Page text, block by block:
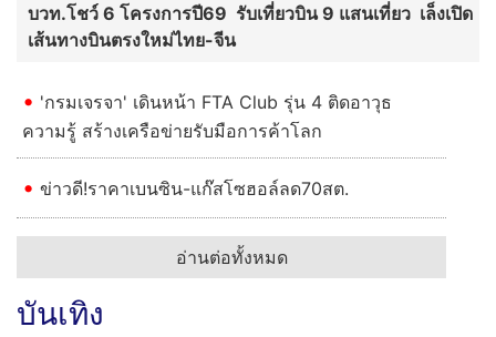
บวท.โชว์ 6 โครงการปี69 รับเที่ยวบิน 9 แสนเที่ยว เล็งเปิด
เส้นทางบินตรงใหม่ไทย-จีน
'กรมเจรจา' เดินหน้า FTA Club รุ่น 4 ติดอาวุธ
ความรู้ สร้างเครือข่ายรับมือการค้าโลก
ข่าวดี!ราคาเบนซิน-แก๊สโซฮอล์ลด70สต.
อ่านต่อทั้งหมด
บันเทิง